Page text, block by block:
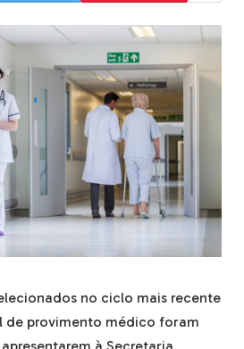
no ciclo mais recente
de provimento médico foram